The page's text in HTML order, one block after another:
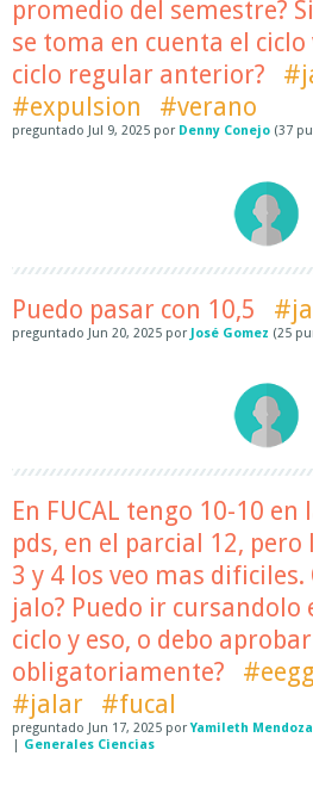
promedio del semestre?
se toma en cuenta el ciclo
ciclo regular anterior?
#expulsion
#verano
preguntado Jul 9, 2025 por Denny Conejo (37
Puedo pasar con 10,5
preguntado Jun 20, 2025 por José Gomez (25
En FUCAL tengo 10-10 en
pds, en el parcial 12, pero
3 y 4 los veo mas dificiles.
jalo? Puedo ir cursandolo
ciclo y eso, o debo
obligatoriamente?
#jalar
#fucal
preguntado Jun 17, 2025 porYamileth Mendoza
| Generales Ciencias